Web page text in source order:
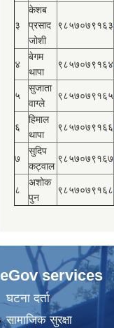
३
केशब
प्रसाद
जोशी
९८५७०७९१६३
४
बेगम
थापा
९८५७०७९१६४
५
सुजाता
वाग्ले
९८५७०७९१६५
६
हिमाल
थापा
९८५७०७९१६६
७
सुदिप
कट्वाल
९८५७०७९१६७
८
अशोक
पुन
९८५७०७९१६८
eGov services
घटना दर्ता
सामाजिक सुरक्षा